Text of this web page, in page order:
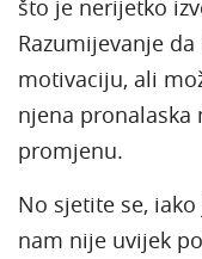
što je nerijetko
Razumijevanje
motivaciju, ali
njena pronalaska
promjenu.
No sjetite se,
nam nije uvijek